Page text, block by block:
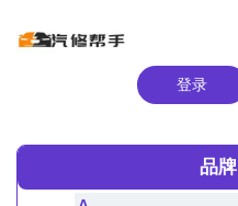
登录
品牌